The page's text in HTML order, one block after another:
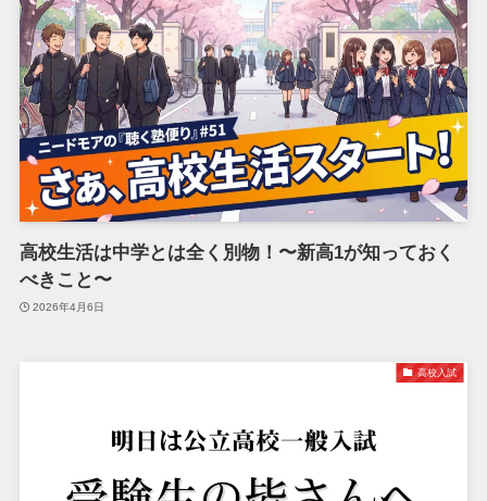
高校生活は中学とは全く別物！〜新高1が知っておく
べきこと〜
2026年4月6日
高校入試